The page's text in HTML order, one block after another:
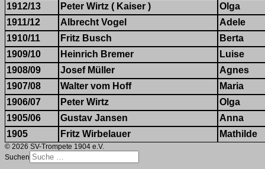
1912/13
Peter Wirtz ( Kaiser )
Olga
1911/12
Albrecht Vogel
Adele
1910/11
Fritz Busch
Berta
1909/10
Heinrich Bremer
Luise
1908/09
Josef Müller
Agnes
1907/08
Walter vom Hoff
Maria
1906/07
Peter Wirtz
Olga
1905/06
Gustav Jansen
Anna
1905
Fritz Wirbelauer Mathilde
© 2026 SV-Trompete 1904 e.V.
Suchen